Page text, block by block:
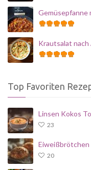
Gemüsepfanne
Krautsalat
Top Favoriten
Linsen Kokos
23
Eiweißbrötchen
20